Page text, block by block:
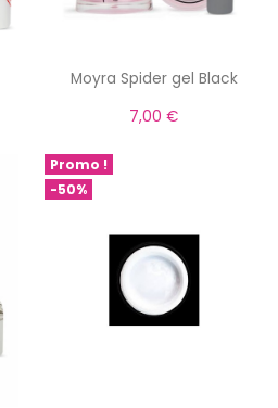
Moyra Spider gel Black
7,00 €
Promo !
-50%